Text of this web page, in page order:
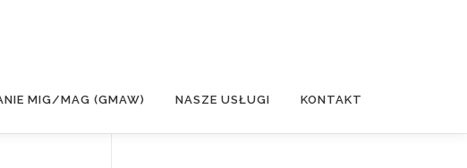
MIG/MAG (GMAW) NASZE USŁUGI KONTAKT